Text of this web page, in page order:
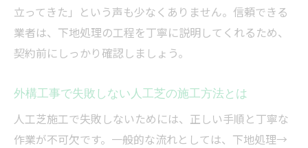
立ってきた」という声も少なくありません。信頼できる
業者は、下地処理の工程を丁寧に説明してくれるため、
契約前にしっかり確認しましょう。
外構工事で失敗しない人工芝の施工方法とは
人工芝施工で失敗しないためには、正しい手順と丁寧な
作業が不可欠です。一般的な流れとしては、下地処理→